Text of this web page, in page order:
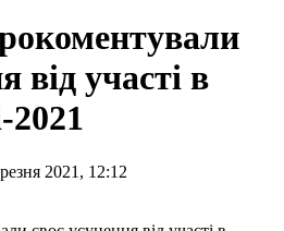
від участі в
2021
2021, 12:12